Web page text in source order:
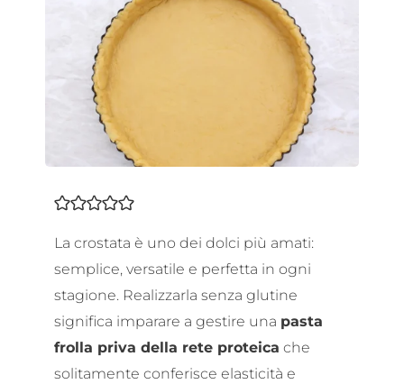
La crostata è uno dei dolci più amati:
semplice, versatile e perfetta in ogni
stagione. Realizzarla senza glutine
significa imparare a gestire una pasta
frolla priva della rete proteica che
solitamente conferisce elasticità e